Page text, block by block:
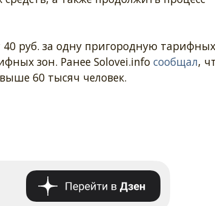
40 руб. за одну пригородную
зон. Ранее Solovei.info сообщал,
60 тысяч человек.